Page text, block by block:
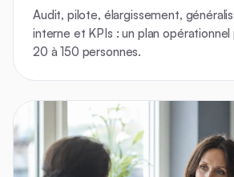
Audit, pilote, élargissement,
interne et KPIs : un plan opérationnel
20 à 150 personnes.